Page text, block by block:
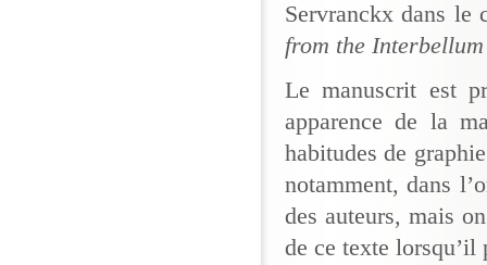
Servranckx dans
from the Interbellum
Le manuscrit est
apparence de la
habitudes de
notamment, dans
des auteurs, mais
de ce texte